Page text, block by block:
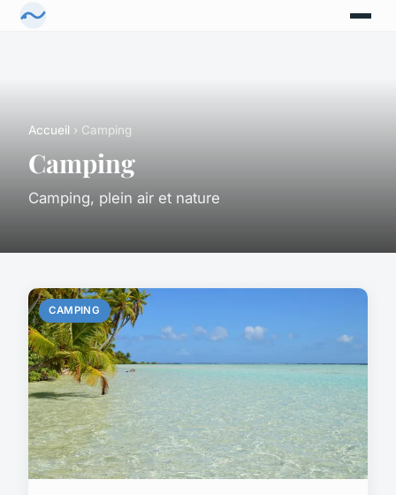
Accueil › Camping
Camping
Camping, plein air et nature
CAMPING